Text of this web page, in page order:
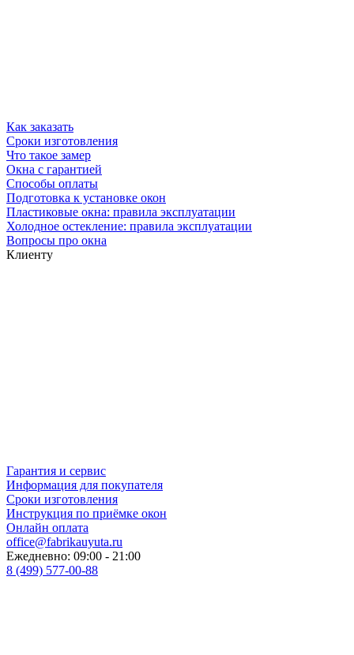
Как заказать
Сроки изготовления
Что такое замер
Окна с гарантией
Способы оплаты
Подготовка к установке окон
Пластиковые окна: правила эксплуатации
Холодное остекление: правила эксплуатации
Вопросы про окна
Клиенту
Гарантия и сервис
Информация для покупателя
Сроки изготовления
Инструкция по приёмке окон
Онлайн оплата
office@fabrikauyuta.ru
Ежедневно: 09:00 - 21:00
8 (499) 577-00-88